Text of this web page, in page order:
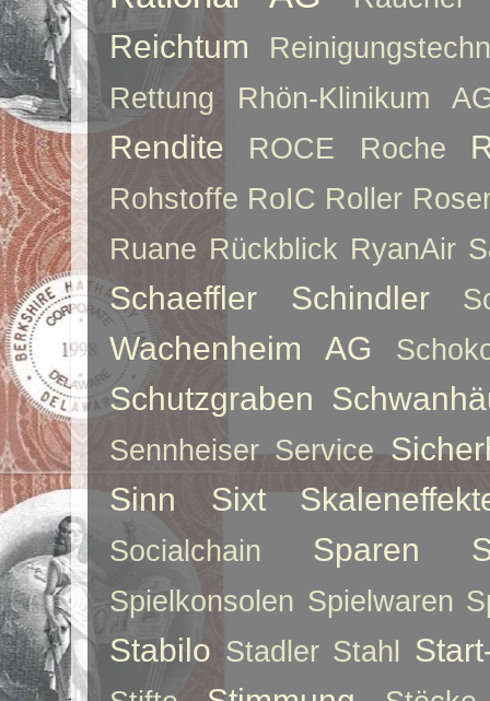
Reichtum
Rettung
Rhön-Klinikum
Rendite ROCE Roche
Rohstoffe RoIC Roller
Ruane Rückblick RyanAir
Schaeffler Schindler
Wachenheim AG
Schutzgraben
Sennheiser Service
Sinn
Sixt
Socialchain Sparen
Spielkonsolen Spielwaren
Stabilo Stadler Stahl